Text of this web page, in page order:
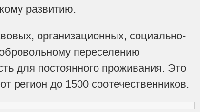
развитию.
организационных, социально-
переселению
для постоянного проживания. Это
регион до 1500 соотечественников.